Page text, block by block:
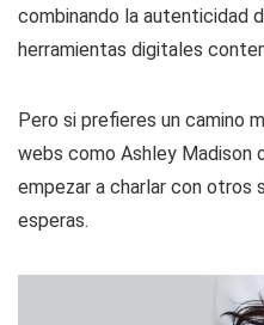
combinando la autenticidad
herramientas digitales
Pero si prefieres un camino
webs como Ashley Madison
empezar a charlar con otros
esperas.